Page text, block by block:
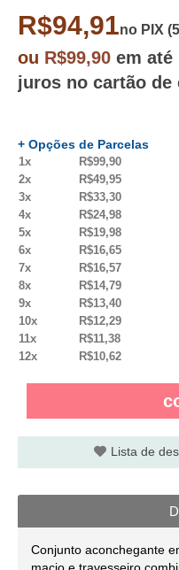
R$94,91no PIX
ou R$99,90 em até
juros no cartão de
+ Opções de Parcelas
1x R$99,90
2x
R$49,95
3x
R$33,30
4x
R$24,98
5x
R$19,98
6x
R$16,65
7x
R$16,57
8x
R$14,79
9x
R$13,40
10x
R$12,29
11x
R$11,38
12x
R$10,62
Lista de
Conjunto aconchegante